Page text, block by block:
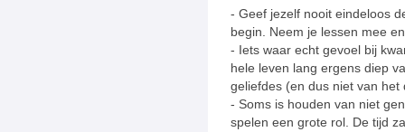
- Geef jezelf nooit eindeloos
begin. Neem je lessen mee
- Iets waar echt gevoel bij
hele leven lang ergens diep
geliefdes (en dus niet van het
- Soms is houden van niet
spelen een grote rol. De tijd